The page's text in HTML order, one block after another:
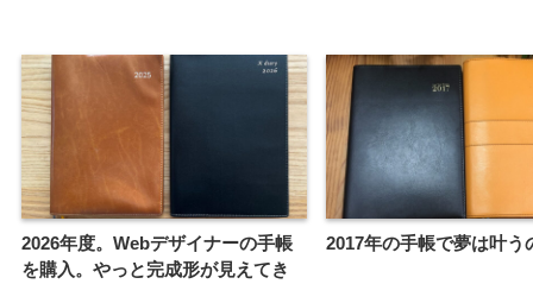
2026年度。Webデザイナーの手帳
を購入。やっと完成形が見えてき
2017年の手帳で夢は叶う